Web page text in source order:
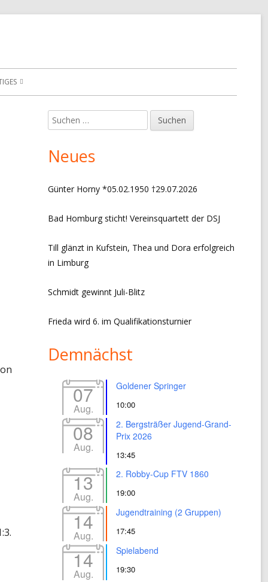
VEREINSTURNIERE
MANNSCHAFTEN
Haupt-
Seitenleiste
Suchen
nach:
Neues
Günter Horny *05.02.1950 †29.07.2026
Bad Homburg sticht! Vereinsquartett der DSJ
Till glänzt in Kufstein, Thea und Dora erfolgreich
in Limburg
Schmidt gewinnt Juli-Blitz
Frieda wird 6. im Qualifikationsturnier
Demnächst
07
Aug.
Goldener Springer
10:00
08
Aug.
2. Bergsträßer Jugend-Grand-
Prix 2026
13:45
13
Aug.
2. Robby-Cup FTV 1860
19:00
14
Aug.
Jugendtraining (2 Gruppen)
17:45
14
Aug.
Spielabend
19:30